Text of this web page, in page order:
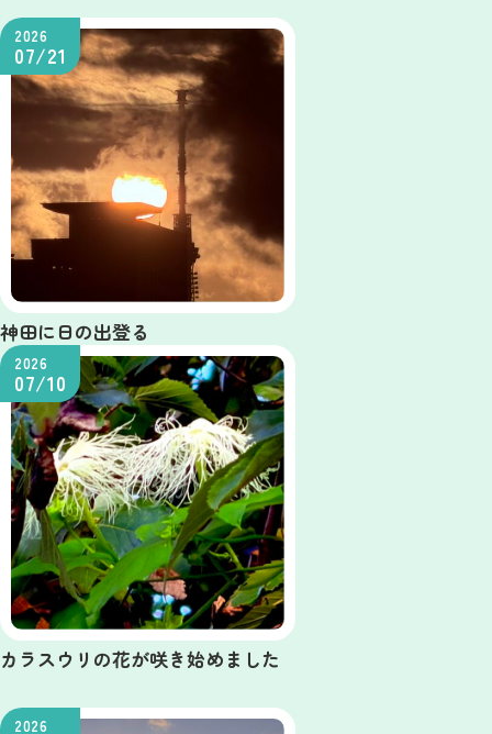
神田に日の出登る
2026
07/21
カラスウリの花が咲き始めました
2026
07/10
2026